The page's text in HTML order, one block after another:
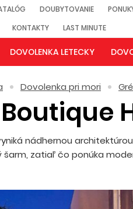
DOUBYTOVANIE
KONTAKTY LAST MINUTE
DOVOLENKA LETECKY
Dovolenka pri mori
nádhernou
zatiaľ čo ponúka